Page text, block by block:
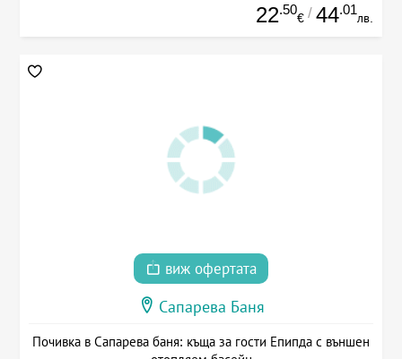
22.50
€ / 44.01
лв.
виж офертата
Сапарева Баня
Почивка в Сапарева баня: къща за гости Епипда с външен